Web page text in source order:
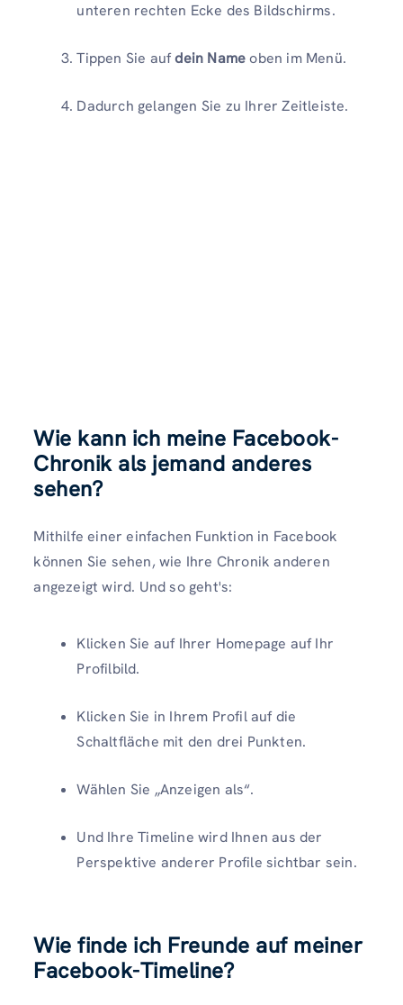
unteren rechten Ecke des Bildschirms.
Tippen Sie aufdein Nameoben im Menü.
Dadurch gelangen Sie zu Ihrer Zeitleiste.
Wie kann ich meine Facebook-
Chronik als jemand anderes
sehen?
Mithilfe einer einfachen Funktion in Facebook
können Sie sehen, wie Ihre Chronik anderen
angezeigt wird. Und so geht's:
Klicken Sie auf Ihrer Homepage auf Ihr
Profilbild.
Klicken Sie in Ihrem Profil auf die
Schaltfläche mit den drei Punkten.
Wählen Sie „Anzeigen als“.
Und Ihre Timeline wird Ihnen aus der
Perspektive anderer Profile sichtbar sein.
Wie finde ich Freunde auf meiner
Facebook-Timeline?